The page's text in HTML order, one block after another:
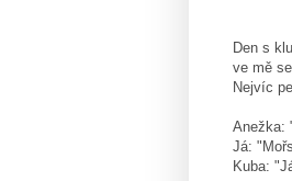
Den s
ve mě
Nejvíc
Anežka:
Já:
Kuba: